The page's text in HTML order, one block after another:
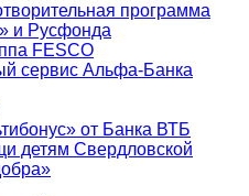
программа
и Русфонда
FESCO
сервис Альфа-Банка
от Банка ВТБ
детям Свердловской